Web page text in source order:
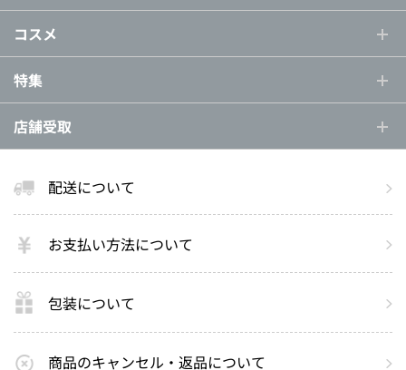
コスメ
特集
店舗受取
配送について
お支払い方法について
包装について
商品のキャンセル・返品について